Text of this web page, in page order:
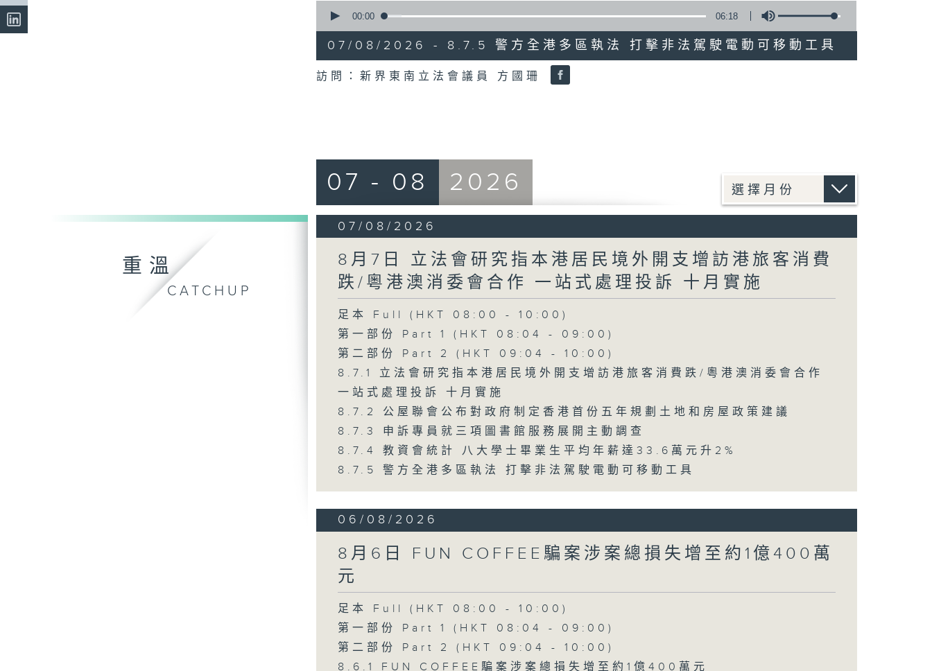
seconds
minutes,
18
secondsVolume
90%
00:00 06:18
07/08/2026 - 8.7.5 警方全港多區執法 打擊非法駕駛電動可移動工具
訪問：新界東南立法會議員 方國珊
重溫
CATCHUP
07 - 08 2026
07/08/2026
8月7日 立法會研究指本港居民境外開支增訪港旅客消費
跌/粵港澳消委會合作 一站式處理投訴 十月實施
足本 Full (HKT 08:00 - 10:00)
第一部份 Part 1 (HKT 08:04 - 09:00)
第二部份 Part 2 (HKT 09:04 - 10:00)
8.7.1 立法會研究指本港居民境外開支增訪港旅客消費跌/粵港澳消委會合作
一站式處理投訴 十月實施
8.7.2 公屋聯會公布對政府制定香港首份五年規劃土地和房屋政策建議
8.7.3 申訴專員就三項圖書館服務展開主動調查
8.7.4 教資會統計 八大學士畢業生平均年薪達33.6萬元升2%
8.7.5 警方全港多區執法 打擊非法駕駛電動可移動工具
06/08/2026
8月6日 FUN COFFEE騙案涉案總損失增至約1億400萬
元
足本 Full (HKT 08:00 - 10:00)
第一部份 Part 1 (HKT 08:04 - 09:00)
第二部份 Part 2 (HKT 09:04 - 10:00)
8.6.1 FUN COFFEE騙案涉案總損失增至約1億400萬元